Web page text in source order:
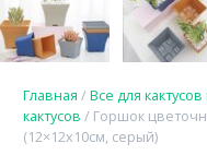
Главная /Все для кактусов
кактусов / Горшок
(12×12х10см, серый)